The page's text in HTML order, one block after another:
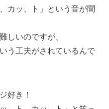
カッ、ト」という音が聞
しいのですが、
う工夫がされているんで
好き！